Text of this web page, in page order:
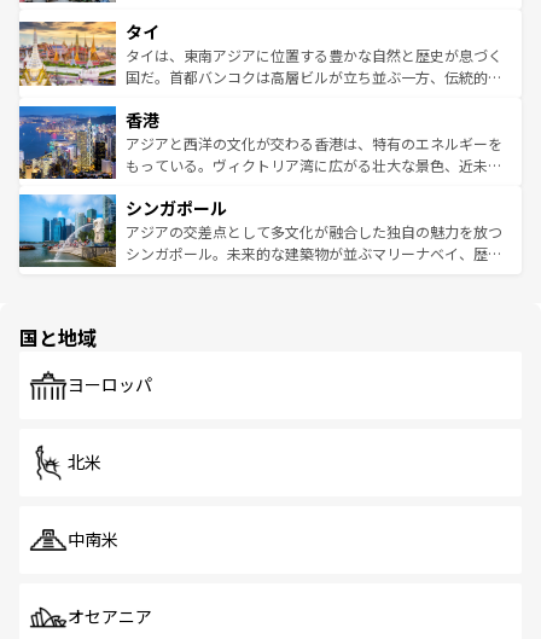
リティに包まれながら、韓国の多彩な魅力を心ゆくまで味
わってみてほしい。 なお、新着の韓国情報はコンテンツ一
覧を参照してほしい。
急速な発展と共に伝統が息づく。ハノイの古い町並みやホ
ーチミン市のフランス統治時代の建物も、独特の雰囲気を
醸し出している。また、バラエティの豊かさとおいしさで
とつ。フォーやバインミー、ベトナムコーヒーなどは、ぜ
ひ現地で味わいたい。どの地域を訪れてもあたたかい人々
が旅行者を迎えてくれるので、きっと忘れられない旅にな
参照してほしい。
タイ
タイは、東南アジアに位置する豊かな自然と歴史が息づく
国だ。首都バンコクは高層ビルが立ち並ぶ一方、伝統的な
の活気が交差している。北部ではチェンマイなどの山岳地
帯で自然と触れ合い、南部ではプーケットやクラビの美し
いビーチでリゾート気分を楽しむことができる。タイ料理
激する。気候は一年中温暖で、どの季節にも異なる楽しみ
が待っている。親しみやすいタイの人々、仏教を中心とし
た文化、そして多様な観光資源が、訪れる旅人を魅了し続
香港
アジアと西洋の文化が交わる香港は、特有のエネルギーを
もっている。ヴィクトリア湾に広がる壮大な景色、近未来
み、どこを訪れても感動するはず。観光スポットが密集し
ており、効率よく見どころを回れるのも魅力。息をのむよ
うな絶景から文化的な体験まで、香港を存分に楽しみ尽く
シンガポール
アジアの交差点として多文化が融合した独自の魅力を放つ
シンガポール。未来的な建築物が並ぶマリーナベイ、歴史
で、ホーカーズは地元の風情を楽しめる外せないスポット
国と地域
ヨーロッパ
北米
中南米
オセアニア